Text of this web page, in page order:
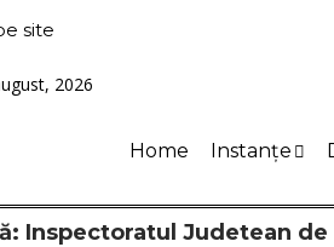
site
2026
Home Instanțe
Inspectoratul Judetean